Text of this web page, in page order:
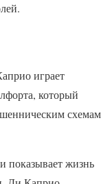
играет
который
схемам
показывает жизнь